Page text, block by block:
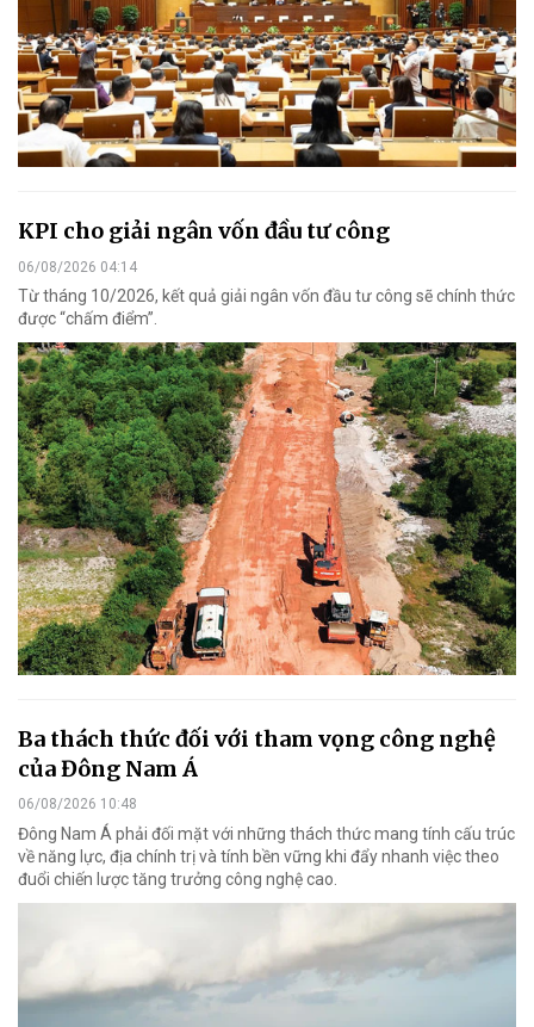
KPI cho giải ngân vốn đầu tư công
06/08/2026 04:14
Từ tháng 10/2026, kết quả giải ngân vốn đầu tư công sẽ chính thức
được “chấm điểm”.
Ba thách thức đối với tham vọng công nghệ
của Đông Nam Á
06/08/2026 10:48
Đông Nam Á phải đối mặt với những thách thức mang tính cấu trúc
về năng lực, địa chính trị và tính bền vững khi đẩy nhanh việc theo
đuổi chiến lược tăng trưởng công nghệ cao.